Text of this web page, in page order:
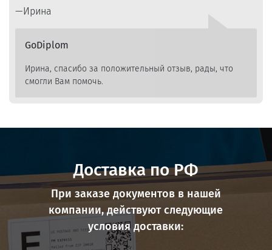
Ирина
GoDiplom
Ирина, спасибо за положительный отзыв, рады, что
смогли Вам помочь.
Доставка по РФ
При заказе документов в нашей
компании, действуют следующие
условия доставки: